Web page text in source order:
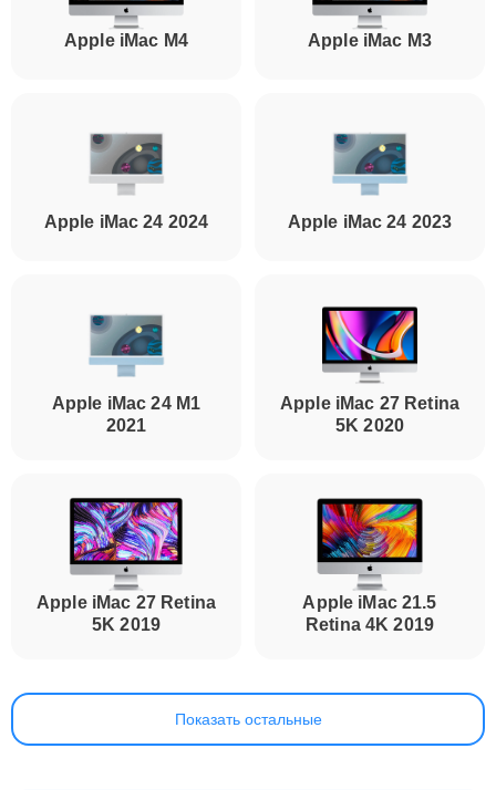
Apple iMac M4 Apple iMac M3
Apple iMac 24 2024 Apple iMac 24 2023
Apple iMac 24 M1
2021
Apple iMac 27 Retina
5K 2020
Apple iMac 27 Retina
5K 2019
Apple iMac 21.5
Retina 4K 2019
Показать остальные